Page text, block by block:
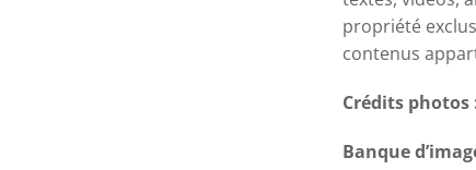
propriété
contenus
Crédits photos
Banque